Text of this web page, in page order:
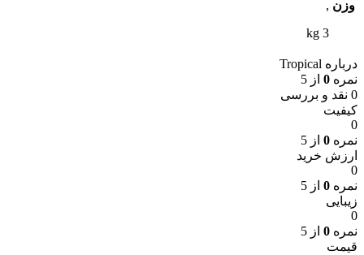
وزن ,
kg 3
درباره Tropical
نمره 0 از 5
0 نقد و بررسی
کیفیت
0
نمره 0 از 5
ارزش خرید
0
نمره 0 از 5
زیبایی
0
نمره 0 از 5
قیمت